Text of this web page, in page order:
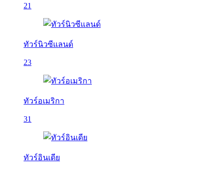
21
ทัวร์นิวซีแลนด์
23
ทัวร์อเมริกา
31
ทัวร์อินเดีย